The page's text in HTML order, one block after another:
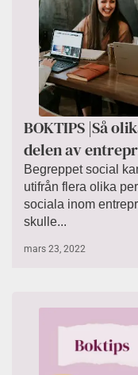
BOKTIPS |Så
delen av
Begreppet social
utifrån flera olika
sociala inom
skulle...
mars 23, 2022